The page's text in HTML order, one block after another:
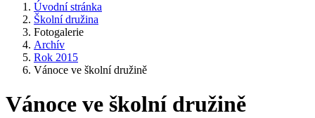
Úvodní stránka
Školní družina
Fotogalerie
Archív
Rok 2015
Vánoce ve školní družině
Vánoce ve školní družině